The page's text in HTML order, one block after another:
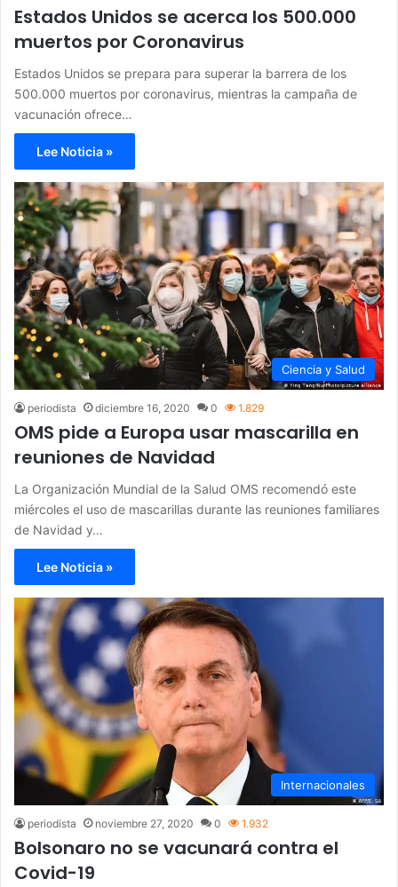
Estados Unidos se acerca los 500.000
muertos por Coronavirus
Estados Unidos se prepara para superar la barrera de los
500.000 muertos por coronavirus, mientras la campaña de
vacunación ofrece…
Lee Noticia »
Ciencia y Salud
periodista diciembre 16, 2020 0 1.829
OMS pide a Europa usar mascarilla en
reuniones de Navidad
La Organización Mundial de la Salud OMS recomendó este
miércoles el uso de mascarillas durante las reuniones familiares
de Navidad y…
Lee Noticia »
Internacionales
periodista noviembre 27, 2020 0 1.932
Bolsonaro no se vacunará contra el
Covid-19